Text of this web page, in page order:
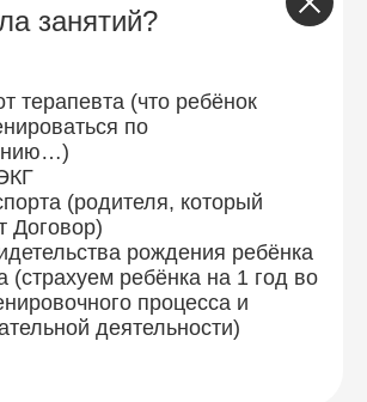
занятий?
терапевта (что ребёнок
по
(родителя, который
Договор)
рождения ребёнка
(страхуем ребёнка на 1 год во
процесса и
деятельности)